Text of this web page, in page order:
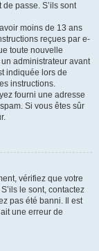
passe. S’ils sont
moins de 13 ans
reçues par e-
toute nouvelle
administrateur avant
indiquée lors de
instructions.
fourni une adresse
Si vous êtes sûr
vérifiez que votre
le sont, contactez
pas été banni. Il est
une erreur de